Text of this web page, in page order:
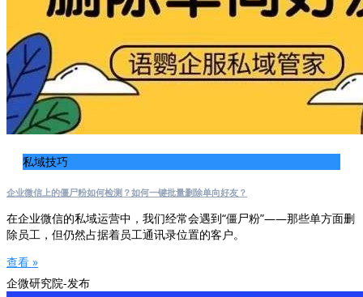
私域技巧
企业微信上的僵尸粉如何检测？如何一键批量删除单向好友？
在企业微信的私域运营中，我们经常会遇到“僵尸粉”——那些单方面删
除员工，但仍然占据着员工通讯录位置的客户。
查看 »
企微研究院-发布